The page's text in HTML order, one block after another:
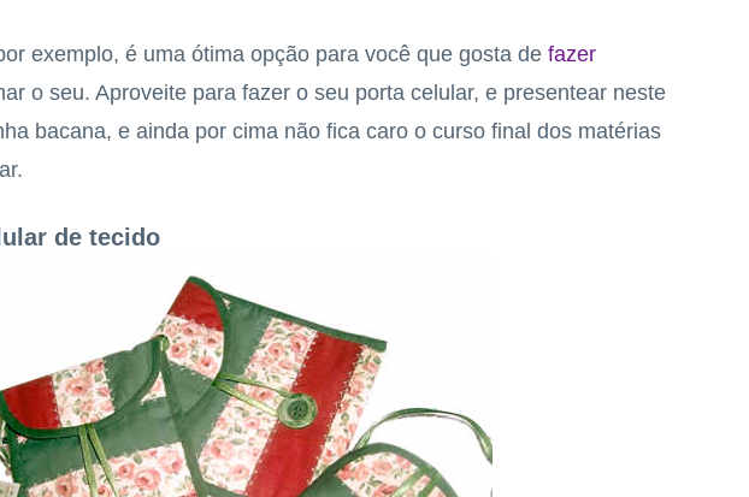
exemplo, é uma ótima opção para você que gosta de fazer
o seu. Aproveite para fazer o seu porta celular, e presentear neste
bacana, e ainda por cima não fica caro o curso final dos matérias
de tecido